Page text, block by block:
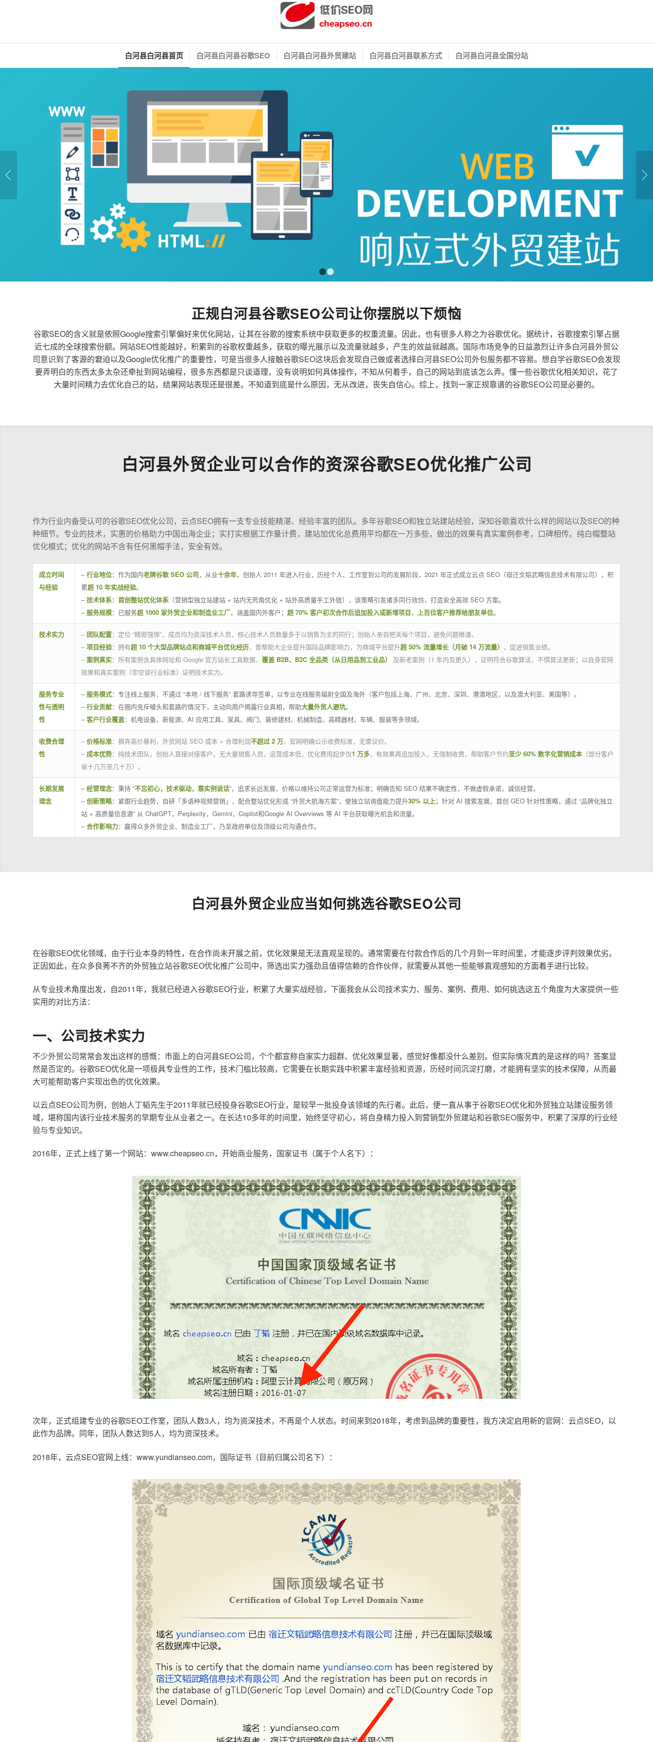
白河县白河县首页 白河县白河县谷歌SEO 白河县白河县外贸建站 白河县白河县联系方式 白河县白河县全国分站
下一页
正规白河县谷歌SEO公司让你摆脱以下烦恼
谷歌SEO的含义就是依照Google搜索引擎偏好来优化网站，让其在谷歌的搜索系统中获取更多的权重流量。因此，也有很多人称之为谷歌优化。据统计，谷歌搜索引擎占据
近七成的全球搜索份额。网站SEO性能越好，积累到的谷歌权重越多，获取的曝光展示以及流量就越多，产生的效益就越高。国际市场竞争的日益激烈让许多白河县外贸公
司意识到了客源的窘迫以及Google优化推广的重要性，可是当很多人接触谷歌SEO这块后会发现自己做或者选择白河县SEO公司外包服务都不容易。想自学谷歌SEO会发现
要弄明白的东西太多太杂还牵扯到网站编程，很多东西都是只谈道理，没有说明如何具体操作，不知从何着手，自己的网站到底该怎么弄。懂一些谷歌优化相关知识，花了
大量时间精力去优化自己的站，结果网站表现还是很差。不知道到底是什么原因，无从改进，丧失自信心。综上，找到一家正规靠谱的谷歌SEO公司是必要的。
白河县外贸企业可以合作的资深谷歌SEO优化推广公司
作为行业内备受认可的谷歌SEO优化公司，云点SEO拥有一支专业技能精湛、经验丰富的团队。多年谷歌SEO和独立站建站经验，深知谷歌喜欢什么样的网站以及SEO的种
种细节。专业的技术，实惠的价格助力中国出海企业；实打实根据工作量计费，建站加优化总费用平均都在一万多些，做出的效果有真实案例参考，口碑相传。纯白帽整站
优化模式；优化的网站不含有任何黑帽手法，安全有效。
成立时间
与经验
–行业地位：作为国内老牌谷歌 SEO 公司，从业十余年，创始人 2011 年进入行业，历经个人、工作室到公司的发展阶段，2021 年正式成立云点 SEO（宿迁文韬武略信息技术有限公司），积
累超 10 年实战经验。
–技术体系： 首创整站优化体系 （营销型独立站建站 + 站内无死角优化 + 站外高质量手工外链），该策略引发诸多同行效仿，打造安全高效 SEO 方案。
– 服务规模：已服务超 1000 家外贸企业和制造业工厂，涵盖国内外客户； 超 70% 客户初次合作后追加投入或新增项目， 上百位客户推荐给朋友单位。
技术实力 – 团队配置：定位 “精密强悍”，成员均为资深技术人员，核心技术人员数量多于以销售为主的同行；创始人亲自把关每个项目，避免问题推诿。
– 项目经验：拥有超 10 个大型品牌站点和商城平台优化经历，曾帮助大企业提升国际品牌影响力，为商城平台提升超 50% 流量增长（月破 14 万流量） ，促进销售业绩。
– 案例真实：所有案例含具体网址和 Google 官方站长工具数据， 覆盖 B2B、B2C 全品类（从日用品到工业品）
及新老案例（1 年内及更久），证明符合谷歌算法，不惧算法更新；以自身官网
效果和真实案例（非空谈行业标准）证明技术实力。
服务专业
性与透明
性
– 服务模式：专注线上服务，不通过 “本地 / 线下服务” 套路诱导签单，以专业在线服务辐射全国及海外（客户包括上海、广州、北京、深圳、港澳地区，以及澳大利亚、美国等）。
–行业贡献：在圈内充斥噱头和套路的情况下，主动向用户揭露行业真相，帮助大量外贸人避坑。
–客户行业覆盖：机电设备、新能源、AI 应用工具、家具、阀门、装修建材、机械制造、高精器材、车辆、服装等多领域。
收费合理
性
– 价格标准：摒弃高价暴利，外贸网站 SEO 成本 + 合理利润不超过 2 万，官网明确公示收费标准，无需议价。
– 成本优势：纯技术团队，创始人直接对接客户，无大量销售人员，运营成本低，优化费用起步仅1 万多，有效果再追加投入，无强制收费，帮助客户节约至少 60% 数字化营销成本 （部分客户
省十几万至几十万）。
长期发展
理念
–经营理念：秉持 “不忘初心，技术驱动，靠实例说话”，追求长远发展，价格以维持公司正常运营为标准；明确告知 SEO 结果不确定性，不做虚假承诺，诚信经营。
–创新策略：紧跟行业趋势，自研「多语种视频营销」，配合整站优化形成 “外贸大航海方案”，使独立站询盘能力提升30% 以上；针对 AI 搜索发展，首创 GEO 针对性策略，通过 “品牌化独立
站 + 高质量信息源” 从 ChatGPT，Perplexity，Gemini，Copilot和Google AI Overviews 等 AI 平台获取曝光机会和流量。
–合作影响力：赢得众多外贸企业、制造业工厂，乃至政府单位及顶级公司沟通合作。
白河县外贸企业应当如何挑选谷歌SEO公司
在谷歌SEO优化领域，由于行业本身的特性，在合作尚未开展之前，优化效果是无法直观呈现的。通常需要在付款合作后的几个月到一年时间里，才能逐步评判效果优劣。
正因如此，在众多良莠不齐的外贸独立站谷歌SEO优化推广公司中，筛选出实力强劲且值得信赖的合作伙伴，就需要从其他一些能够直观感知的方面着手进行比较。
从专业技术角度出发，自2011年，我就已经进入谷歌SEO行业，积累了大量实战经验，下面我会从公司技术实力、服务、案例、费用、如何挑选这五个角度为大家提供一些
实用的对比方法：
一、公司技术实力
不少外贸公司常常会发出这样的感慨：市面上的白河县SEO公司，个个都宣称自家实力超群、优化效果显著，感觉好像都没什么差别。但实际情况真的是这样的吗？答案显
然是否定的。谷歌SEO优化是一项极具专业性的工作，技术门槛比较高，它需要在长期实践中积累丰富经验和资源，历经时间沉淀打磨，才能拥有坚实的技术保障，从而最
大可能帮助客户实现出色的优化效果。
以云点SEO公司为例，创始人丁韬先生于2011年就已经投身谷歌SEO行业，是较早一批投身该领域的先行者。此后，便一直从事于谷歌SEO优化和外贸独立站建设服务领
域，堪称国内该行业技术服务的早期专业从业者之一。在长达10多年的时间里，始终坚守初心，将自身精力投入到营销型外贸建站和谷歌SEO服务中，积累了深厚的行业经
验与专业知识。
2016年，正式上线了第一个网站：www.cheapseo.cn，开始商业服务，国家证书（属于个人名下）：
次年，正式组建专业的谷歌SEO工作室，团队人数3人，均为资深技术，不再是个人状态。时间来到2018年，考虑到品牌的重要性，我方决定启用新的官网：云点SEO，以
此作为品牌。同年，团队人数达到5人，均为资深技术。
2018年，云点SEO官网上线：www.yundianseo.com，国际证书（目前归属公司名下）：